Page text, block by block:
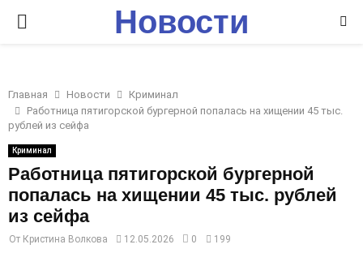
P
I
M
A
R
Новости
Главная Новости
Криминал
Работница пятигорской бургерной попалась на хищении 45 тыс.
рублей из сейфа
Криминал
Работница пятигорской бургерной
попалась на хищении 45 тыс. рублей
из сейфа
От Кристина Волкова 12.05.2026 0 199